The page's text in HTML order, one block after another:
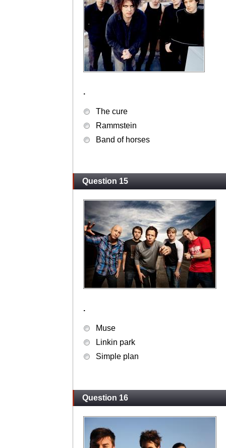
.
The cure
Rammstein
Band of horses
Question 15
.
Muse
Linkin park
Simple plan
Question 16